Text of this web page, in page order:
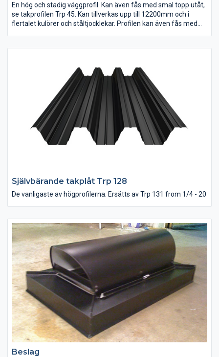
En hög och stadig väggprofil. Kan även fås med smal topp utåt,
se takprofilen Trp 45. Kan tillverkas upp till 12200mm och i
flertalet kulörer och ståltjocklekar. Profilen kan även fås med
Självbärande takplåt Trp 128
De vanligaste av högprofilerna. Ersätts av Trp 131 from 1/4 - 20
Beslag